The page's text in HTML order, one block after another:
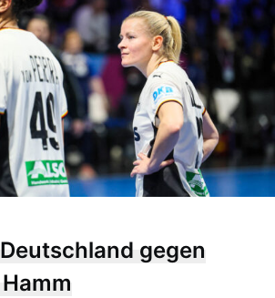
gegen